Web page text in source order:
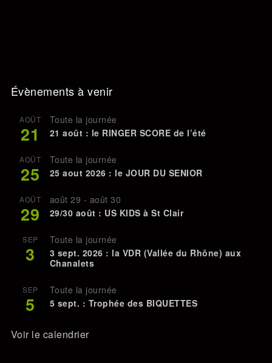
Évènements à venir
AOÛT
21
Toute la journée
21 août : le RINGER SCORE de l’été
AOÛT
25
Toute la journée
25 aout 2026 : le JOUR DU SENIOR
AOÛT
29
août 29 - août 30
29/30 août : US KIDS à St Clair
SEP
3
Toute la journée
3 sept. 2026 : la VDR (Vallée du Rhône) aux
Chanalets
SEP
5
Toute la journée
5 sept. : Trophée des BIQUETTES
Voir le calendrier